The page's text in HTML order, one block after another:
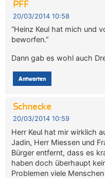
PFF
20/03/2014 10:58
“Heinz Keul hat mich und
beworfen.”
Dann gab es wohl auch
Antworten
Schnecke
20/03/2014 10:59
Herr Keul hat mir wirklich
Jadin, Herr Miessen und
Bürger entfernt, dass es
haben doch überhaupt
Problemen viele